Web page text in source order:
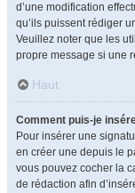
d’une modification
qu’ils puissent rédiger
Veuillez noter que les
propre message si une
Haut
Comment puis-je
Pour insérer une
en créer une depuis le
vous pouvez cocher la
de rédaction afin